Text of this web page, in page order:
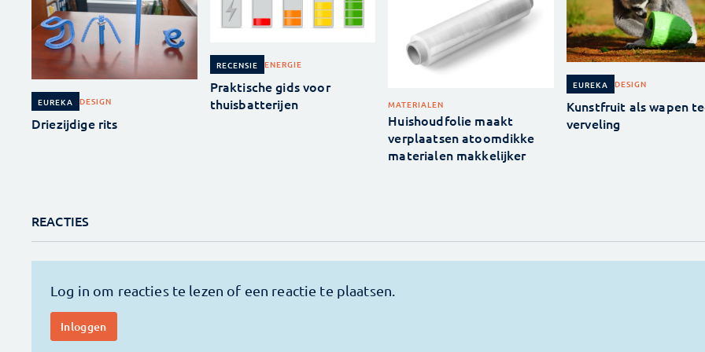
EUREKA DESIGN
Driezijdige rits
RECENSIE ENERGIE
Praktische gids voor
thuisbatterijen
MATERIALEN
Huishoudfolie maakt
verplaatsen atoomdikke
materialen makkelijker
EUREKA DESIGN
Kunstfruit als wapen
verveling
REACTIES